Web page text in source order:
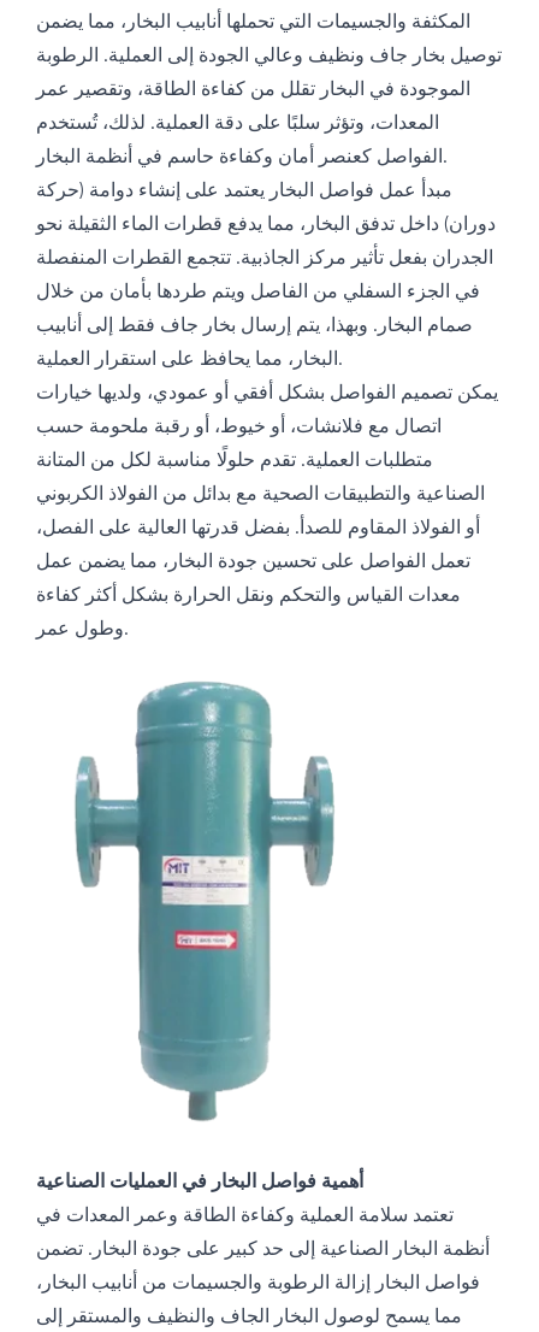
المكثفة والجسيمات التي تحملها أنابيب البخار، مما يضمن
توصيل بخار جاف ونظيف وعالي الجودة إلى العملية. الرطوبة
الموجودة في البخار تقلل من كفاءة الطاقة، وتقصير عمر
المعدات، وتؤثر سلبًا على دقة العملية. لذلك، تُستخدم
الفواصل كعنصر أمان وكفاءة حاسم في أنظمة البخار.
مبدأ عمل فواصل البخار يعتمد على إنشاء دوامة (حركة
دوران) داخل تدفق البخار، مما يدفع قطرات الماء الثقيلة نحو
الجدران بفعل تأثير مركز الجاذبية. تتجمع القطرات المنفصلة
في الجزء السفلي من الفاصل ويتم طردها بأمان من خلال
صمام البخار. وبهذا، يتم إرسال بخار جاف فقط إلى أنابيب
البخار، مما يحافظ على استقرار العملية.
يمكن تصميم الفواصل بشكل أفقي أو عمودي، ولديها خيارات
اتصال مع فلانشات، أو خيوط، أو رقبة ملحومة حسب
متطلبات العملية. تقدم حلولًا مناسبة لكل من المتانة
الصناعية والتطبيقات الصحية مع بدائل من الفولاذ الكربوني
أو الفولاذ المقاوم للصدأ. بفضل قدرتها العالية على الفصل،
تعمل الفواصل على تحسين جودة البخار، مما يضمن عمل
معدات القياس والتحكم ونقل الحرارة بشكل أكثر كفاءة
وطول عمر.
أهمية فواصل البخار في العمليات الصناعية
تعتمد سلامة العملية وكفاءة الطاقة وعمر المعدات في
أنظمة البخار الصناعية إلى حد كبير على جودة البخار. تضمن
فواصل البخار إزالة الرطوبة والجسيمات من أنابيب البخار،
مما يسمح لوصول البخار الجاف والنظيف والمستقر إلى